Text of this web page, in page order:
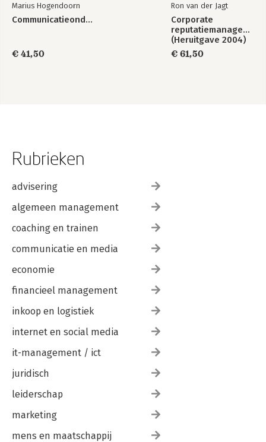
Marius Hogendoorn
Communicatieonderzoek
€ 41,50
Ron van der Jagt
Corporate
reputatiemanagement
(Heruitgave 2004)
€ 61,50
Rubrieken
advisering
algemeen management
coaching en trainen
communicatie en media
economie
financieel management
inkoop en logistiek
internet en social media
it-management / ict
juridisch
leiderschap
marketing
mens en maatschappij